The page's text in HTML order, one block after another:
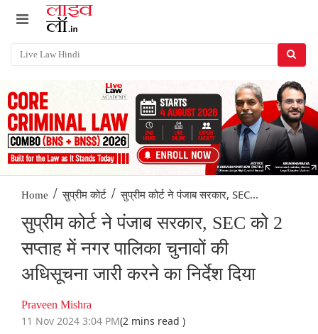
Home / सुप्रीम कोर्ट / सुप्रीम कोर्ट ने पंजाब सरकार, SEC...
सुप्रीम कोर्ट ने पंजाब सरकार, SEC को 2
सप्ताह में नगर पालिका चुनावों की
अधिसूचना जारी करने का निर्देश दिया
Praveen Mishra
11 Nov 2024 3:04 PM(2 mins read )